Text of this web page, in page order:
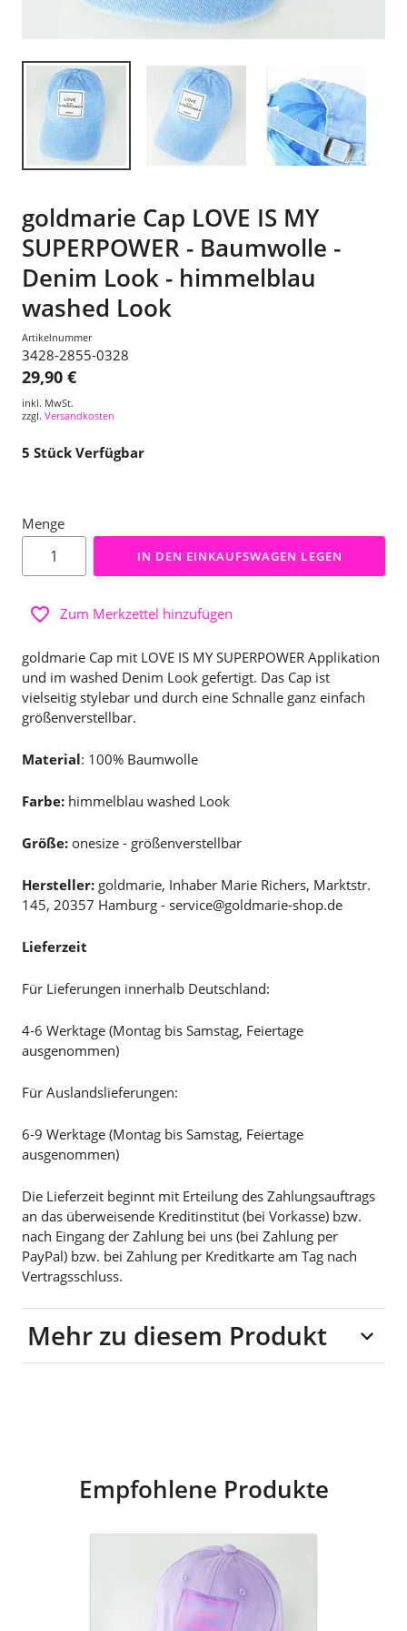
goldmarie Cap LOVE IS MY
SUPERPOWER - Baumwolle -
Denim Look - himmelblau
washed Look
Artikelnummer
3428-2855-0328
29,90 €
inkl. MwSt.
zzgl. Versandkosten
5 Stück Verfügbar
Menge
IN DEN EINKAUFSWAGEN LEGEN
Zum Merkzettel hinzufügen
goldmarie Cap mit LOVE IS MY SUPERPOWER Applikation
und im washed Denim Look gefertigt. Das Cap ist
vielseitig stylebar und durch eine Schnalle ganz einfach
größenverstellbar.
Material: 100% Baumwolle
Farbe: himmelblau washed Look
Größe: onesize - größenverstellbar
Hersteller: goldmarie, Inhaber Marie Richers, Marktstr.
145, 20357 Hamburg - service@goldmarie-shop.de
Lieferzeit
Für Lieferungen innerhalb Deutschland:
4-6 Werktage (Montag bis Samstag, Feiertage
ausgenommen)
Für Auslandslieferungen:
6-9 Werktage (Montag bis Samstag, Feiertage
ausgenommen)
Die Lieferzeit beginnt mit Erteilung des Zahlungsauftrags
an das überweisende Kreditinstitut (bei Vorkasse) bzw.
nach Eingang der Zahlung bei uns (bei Zahlung per
PayPal) bzw. bei Zahlung per Kreditkarte am Tag nach
Vertragsschluss.
Mehr zu diesem Produkt
Empfohlene Produkte